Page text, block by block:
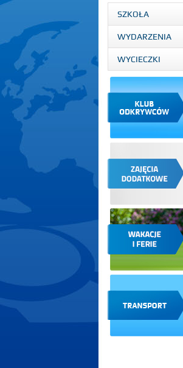
SZKOŁA
WYDARZENIA
WYCIECZKI